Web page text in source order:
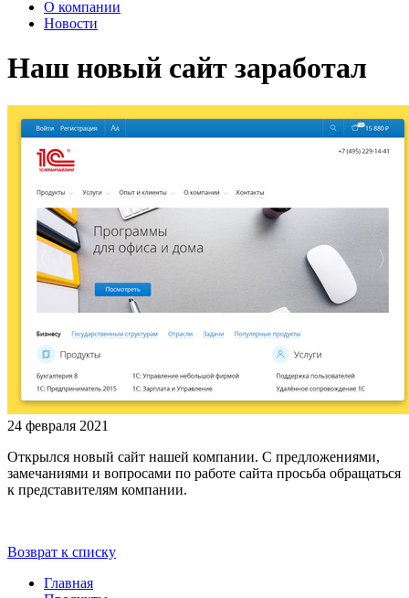
О компании
Новости
Наш новый сайт заработал
24 февраля 2021
Открылся новый сайт нашей компании. С предложениями,
замечаниями и вопросами по работе сайта просьба обращаться
к представителям компании.
Возврат к списку
Главная